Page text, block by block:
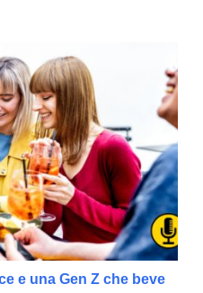
e una Gen Z che beve